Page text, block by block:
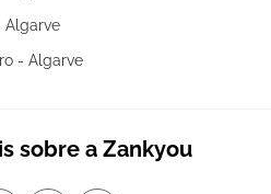
Algarve
- Algarve
sobre a Zankyou